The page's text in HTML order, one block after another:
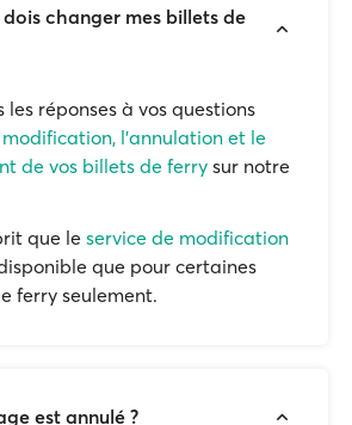
changer mes billets de
les réponses à vos questions
l'annulation et le
de vos billets de ferry sur notre
que leservice de modification
que pour certaines
ferry seulement.
est annulé ?